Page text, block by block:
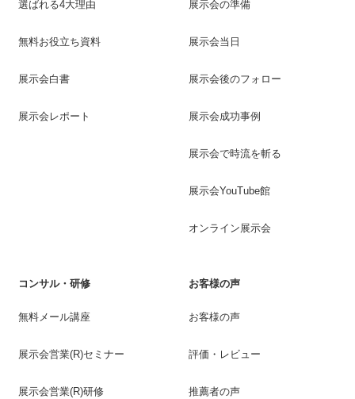
選ばれる4大理由
無料お役立ち資料
展示会白書
展示会レポート
展示会の準備
展示会当日
展示会後のフォロー
展示会成功事例
展示会で時流を斬る
展示会YouTube館
オンライン展示会
コンサル・研修
無料メール講座
展示会営業(R)セミナー
展示会営業(R)研修
お客様の声
お客様の声
評価・レビュー
推薦者の声